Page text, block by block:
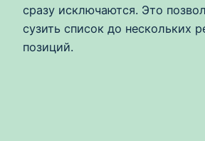
сразу исключаются. Это
сузить список до нескольких
позиций.